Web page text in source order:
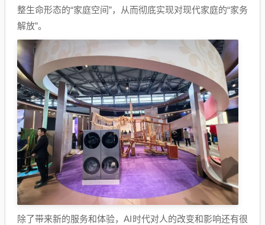
整生命形态的“家庭空间”，从而彻底实现对现代家庭的“家务
解放”。
除了带来新的服务和体验，AI时代对人的改变和影响还有很